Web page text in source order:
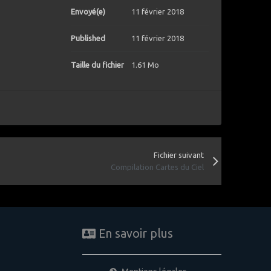
Envoyé(e) 11 février 2018
Published 11 février 2018
Taille du fichier 1.61 Mo
Fichier suivant
Compilation Cartes du Ciel
En savoir plus